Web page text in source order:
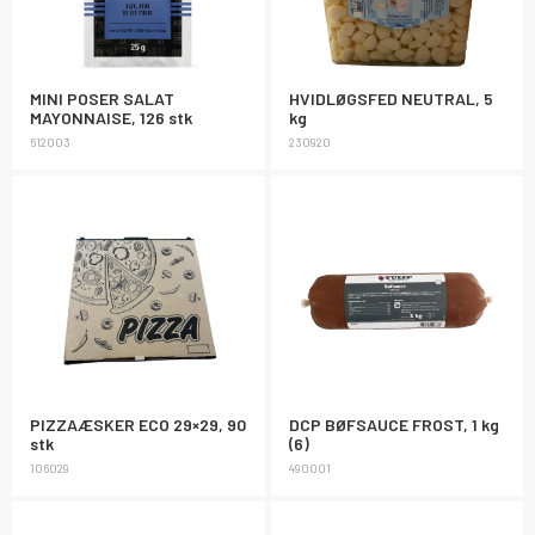
MINI POSER SALAT
MAYONNAISE, 126 stk
612003
HVIDLØGSFED NEUTRAL, 5
kg
230920
PIZZAÆSKER ECO 29×29, 90
stk
106029
DCP BØFSAUCE FROST, 1 kg
(6)
490001